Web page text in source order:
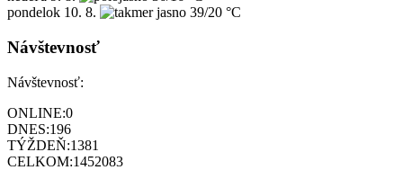
pondelok 10. 8. 39/20 °C
Návštevnosť
Návštevnosť:
ONLINE:0
DNES:196
TÝŽDEŇ:1381
CELKOM:1452083